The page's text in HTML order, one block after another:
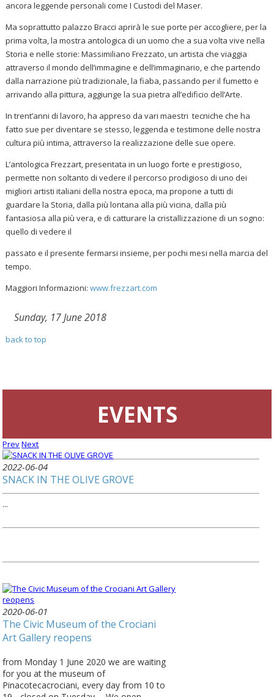
ancora leggende personali come I Custodi del Maser.
Ma soprattutto palazzo Bracci aprirà le sue porte per accogliere, per la
prima volta, la mostra antologica di un uomo che a sua volta vive nella
Storia e nelle storie: Massimiliano Frezzato, un artista che viaggia
attraverso il mondo dell’immagine e dell’immaginario, e che partendo
dalla narrazione più tradizionale, la fiaba, passando per il fumetto e
arrivando alla pittura, aggiunge la sua pietra all’edificio dell’Arte.
In trent’anni di lavoro, ha appreso da vari maestri tecniche che ha
fatto sue per diventare se stesso, leggenda e testimone delle nostra
cultura più intima, attraverso la realizzazione delle sue opere.
L’antologica Frezzart, presentata in un luogo forte e prestigioso,
permette non soltanto di vedere il percorso prodigioso di uno dei
migliori artisti italiani della nostra epoca, ma propone a tutti di
guardare la Storia, dalla più lontana alla più vicina, dalla più
fantasiosa alla più vera, e di catturare la cristallizzazione di un sogno:
quello di vedere il
passato e il presente fermarsi insieme, per pochi mesi nella marcia del
tempo.
Maggiori Informazioni:www.frezzart.com
Sunday, 17 June 2018
back to top
EVENTS
PrevNext
2022-06-04
SNACK IN THE OLIVE GROVE
...
2020-06-01
The Civic Museum of the Crociani
Art Gallery reopens
from Monday 1 June 2020 we are waiting
for you at the museum of
Pinacotecacrociani, every day from 10 to